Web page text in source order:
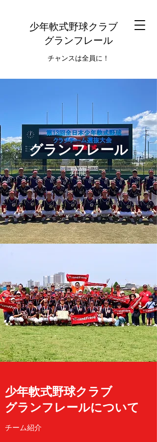
少年軟式野球クラブ
グランフレール
チャンスは全員に！
グランフレール
昇龍
少年軟式野球クラブ
グランフレールについて
チーム紹介